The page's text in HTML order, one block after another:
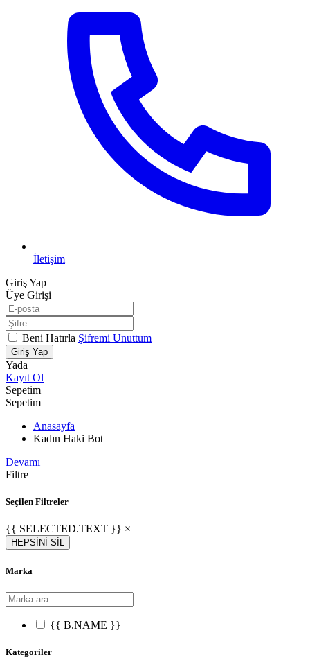
İletişim
Giriş Yap
Üye Girişi
Beni Hatırla Şifremi Unuttum
Giriş Yap
Yada
Kayıt Ol
Sepetim
Sepetim
Anasayfa
Kadın Haki Bot
Devamı
Filtre
Seçilen Filtreler
{{ SELECTED.TEXT }} ×
HEPSİNİ SİL
Marka
{{ B.NAME }}
Kategoriler